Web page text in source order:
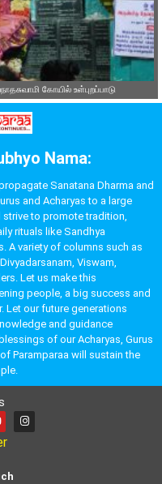
கோயில் உள்புறப்பாடு
Nama:
Sanatana Dharma and
and Acharyas to a large
to promote tradition,
rituals like Sandhya
A variety of columns such as
Viswam,
Let us make this
people, a big success and
Let our future generations
and guidance
of our Acharyas, Gurus
Paramparaa will sustain the